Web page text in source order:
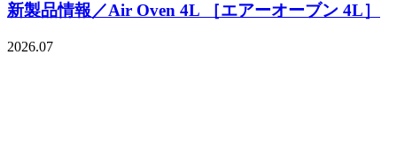
新製品情報／Air Oven 4L ［エアーオーブン 4L］
2026.07